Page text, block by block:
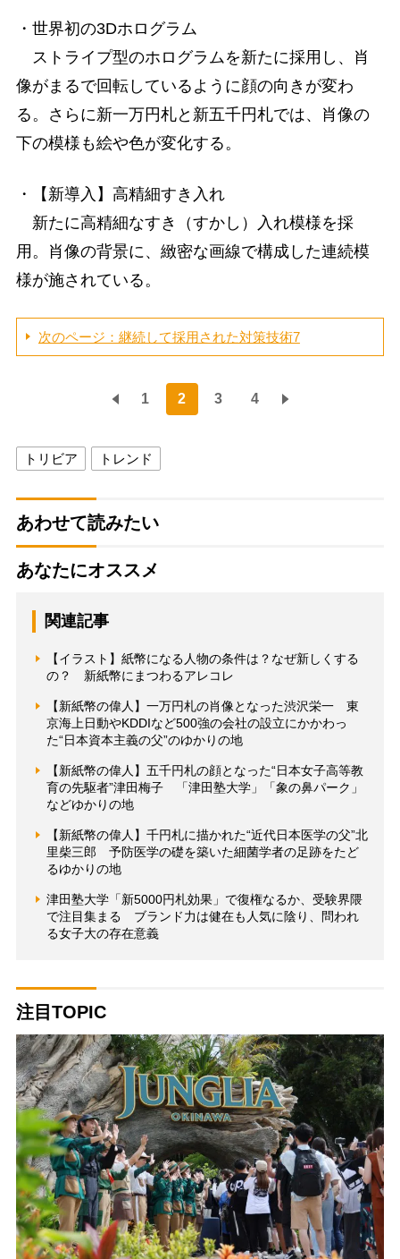
・世界初の3Dホログラム
ストライプ型のホログラムを新たに採用し、肖
像がまるで回転しているように顔の向きが変わ
る。さらに新一万円札と新五千円札では、肖像の
下の模様も絵や色が変化する。
・【新導入】高精細すき入れ
新たに高精細なすき（すかし）入れ模様を採
用。肖像の背景に、緻密な画線で構成した連続模
様が施されている。
次のページ：継続して採用された対策技術7
1 2 3 4
トリビア トレンド
あわせて読みたい
あなたにオススメ
関連記事
【イラスト】紙幣になる人物の条件は？なぜ新しくする
の？ 新紙幣にまつわるアレコレ
【新紙幣の偉人】一万円札の肖像となった渋沢栄一 東
京海上日動やKDDIなど500強の会社の設立にかかわっ
た“日本資本主義の父”のゆかりの地
【新紙幣の偉人】五千円札の顔となった“日本女子高等教
育の先駆者”津田梅子 「津田塾大学」「象の鼻パーク」
などゆかりの地
【新紙幣の偉人】千円札に描かれた“近代日本医学の父”北
里柴三郎 予防医学の礎を築いた細菌学者の足跡をたど
るゆかりの地
津田塾大学「新5000円札効果」で復権なるか、受験界隈
で注目集まる ブランド力は健在も人気に陰り、問われ
る女子大の存在意義
注目TOPIC